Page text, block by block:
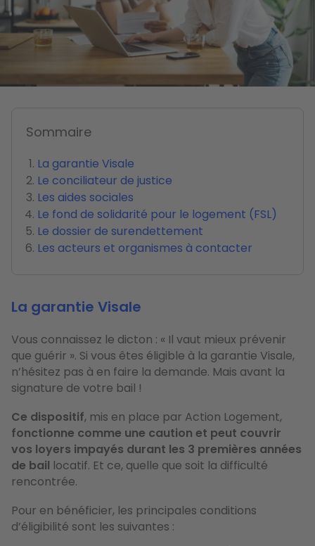
Sommaire
La garantie Visale
Le conciliateur de justice
Les aides sociales
Le fond de solidarité pour le logement (FSL)
Le dossier de surendettement
Les acteurs et organismes à contacter
La garantie Visale
Vous connaissez le dicton : « Il vaut mieux prévenir
que guérir ». Si vous êtes éligible à la garantie Visale,
n’hésitez pas à en faire la demande. Mais avant la
signature de votre bail !
Ce dispositif, mis en place par Action Logement,
fonctionne comme une caution et peut couvrir
vos loyers impayés durant les 3 premières années
de bail locatif. Et ce, quelle que soit la difficulté
rencontrée.
Pour en bénéficier, les principales conditions
d’éligibilité sont les suivantes :